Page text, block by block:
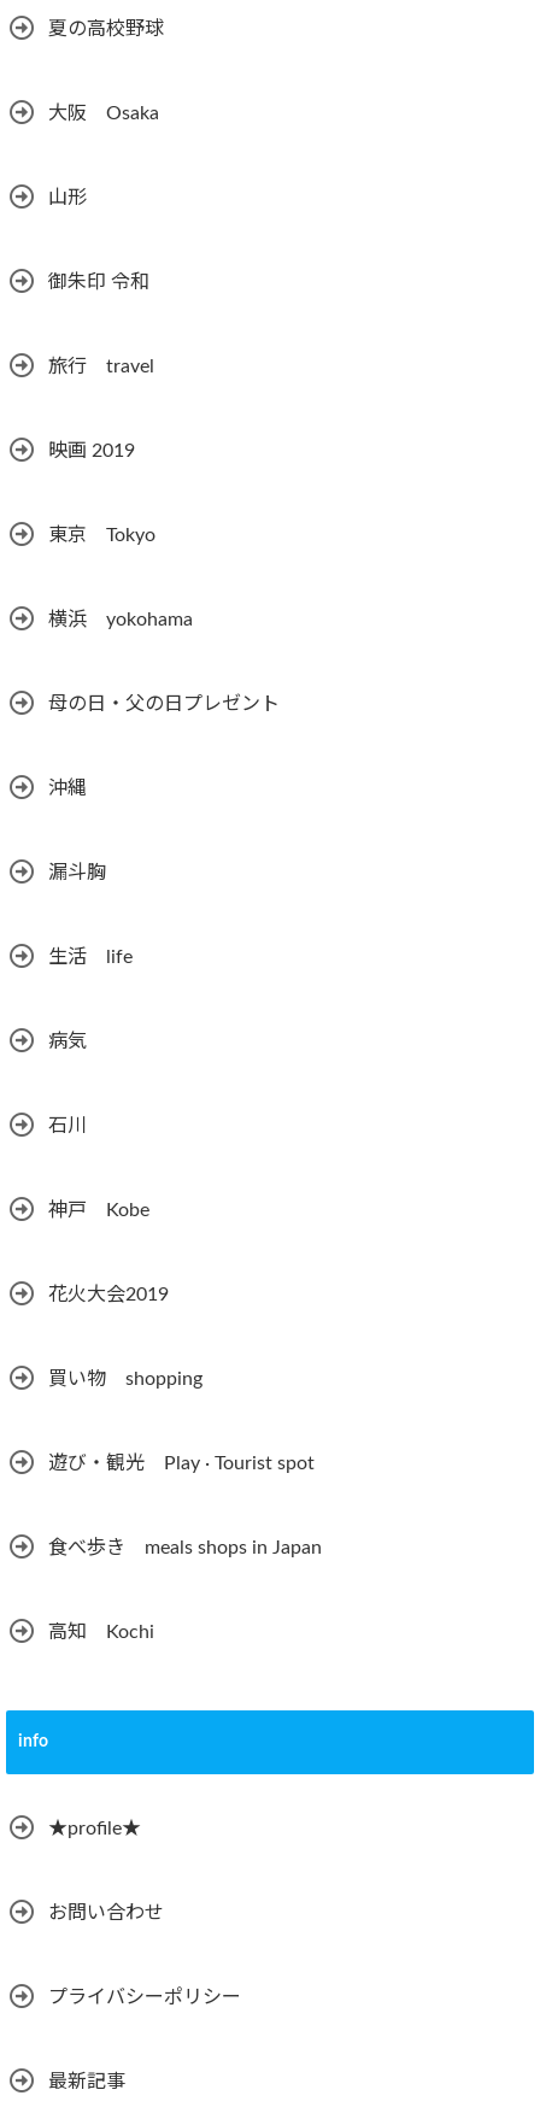
夏の高校野球
大阪 Osaka
山形
御朱印 令和
旅行 travel
映画 2019
東京 Tokyo
横浜 yokohama
母の日・父の日プレゼント
沖縄
漏斗胸
生活 life
病気
石川
神戸 Kobe
花火大会2019
買い物 shopping
遊び・観光 Play · Tourist spot
食べ歩き meals shops in Japan
高知 Kochi
info
★profile★
お問い合わせ
プライバシーポリシー
最新記事